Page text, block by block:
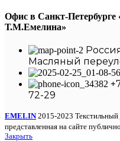
Офис в Санкт-Петербурге
Т.М.Емелина»
Масляный
72-29
EMELIN 2015-2023
представленная на сайте
Закрыть